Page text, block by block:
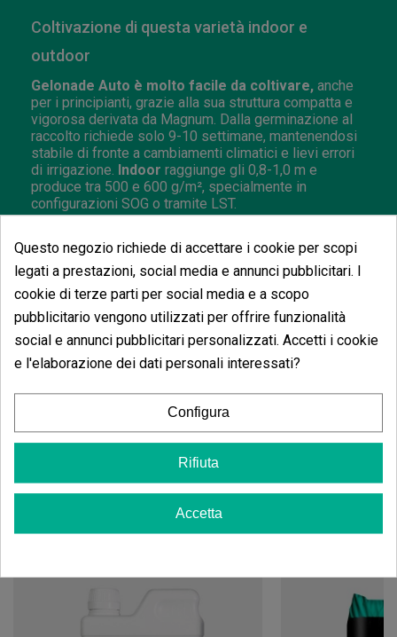
Coltivazione di questa varietà indoor e
outdoor
Gelonade Auto è molto facile da coltivare, anche
per i principianti, grazie alla sua struttura compatta e
vigorosa derivata da Magnum. Dalla germinazione al
raccolto richiede solo 9-10 settimane, mantenendosi
stabile di fronte a cambiamenti climatici e lievi errori
di irrigazione. Indoor raggiunge gli 0,8-1,0 m e
produce tra 500 e 600 g/m², specialmente in
configurazioni SOG o tramite LST.
molte ramificazioni laterali e cime grandi e resinose.
La sua resistenza la rende un'ottima opzione per
balconi, terrazze e coltivazioni discrete, dove produce
tra 100 e 180 g per pianta senza difficoltà. Per
massimizzare il suo aroma e la resina si
raccomandano substrati aerati e un buon controllo
dell'irrigazione durante la fase finale.
da collezione. GB The Green Brand non è responsabile
dell'uso o della coltivazione di questi semi.
Potrebbe anche piacerti
Questo negozio richiede di accettare i cookie per scopi
legati a prestazioni, social media e annunci pubblicitari. I
cookie di terze parti per social media e a scopo
pubblicitario vengono utilizzati per offrire funzionalità
social e annunci pubblicitari personalizzati. Accetti i cookie
e l'elaborazione dei dati personali interessati?
Configura
Rifiuta
Accetta